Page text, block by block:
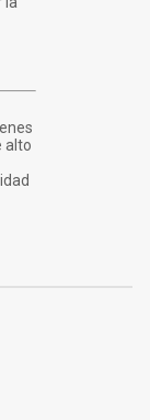
alto